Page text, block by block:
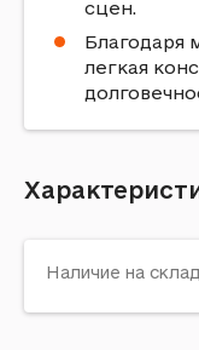
сцен.
Благодаря
легкая
Наличие на